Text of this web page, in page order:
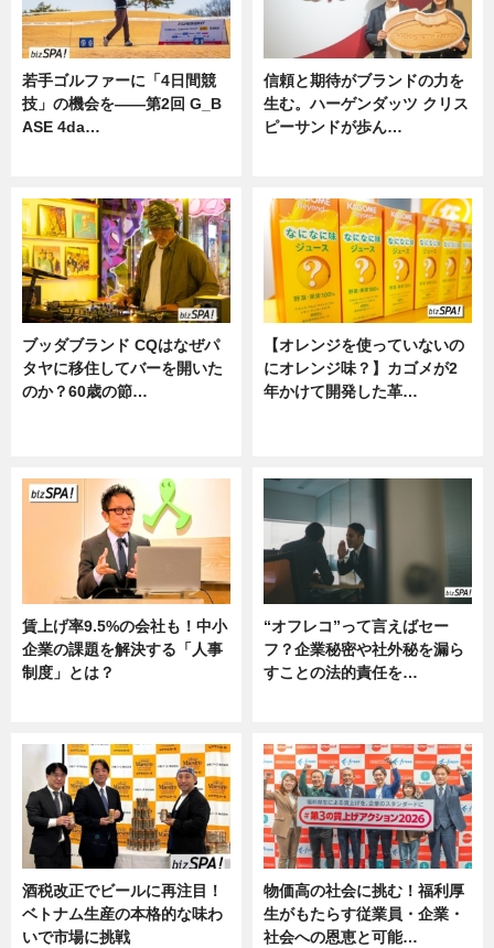
若手ゴルファーに「4日間競
技」の機会を——第2回 G_B
ASE 4da…
信頼と期待がブランドの力を
生む。ハーゲンダッツ クリス
ピーサンドが歩ん…
ブッダブランド CQはなぜパ
タヤに移住してバーを開いた
のか？60歳の節…
【オレンジを使っていないの
にオレンジ味？】カゴメが2
年かけて開発した革…
賃上げ率9.5%の会社も！中小
企業の課題を解決する「人事
制度」とは？
“オフレコ”って言えばセー
フ？企業秘密や社外秘を漏ら
すことの法的責任を…
酒税改正でビールに再注目！
ベトナム生産の本格的な味わ
いで市場に挑戦
物価高の社会に挑む！福利厚
生がもたらす従業員・企業・
社会への恩恵と可能…